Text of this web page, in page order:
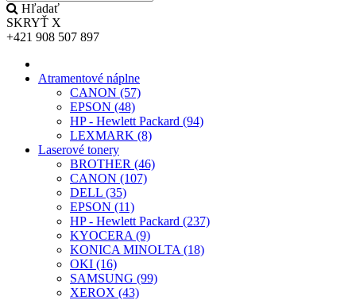
Hľadať
SKRYŤ X
+421 908 507 897
Atramentové náplne
CANON (57)
EPSON (48)
HP - Hewlett Packard (94)
LEXMARK (8)
Laserové tonery
BROTHER (46)
CANON (107)
DELL (35)
EPSON (11)
HP - Hewlett Packard (237)
KYOCERA (9)
KONICA MINOLTA (18)
OKI (16)
SAMSUNG (99)
XEROX (43)